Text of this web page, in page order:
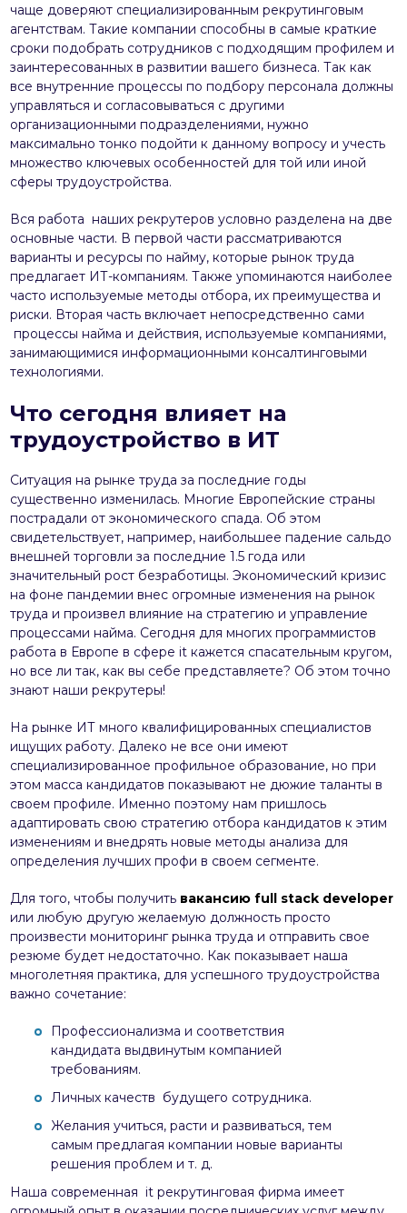
чаще доверяют специализированным рекрутинговым
агентствам. Такие компании способны в самые краткие
сроки подобрать сотрудников с подходящим профилем и
заинтересованных в развитии вашего бизнеса. Так как
все внутренние процессы по подбору персонала должны
управляться и согласовываться с другими
организационными подразделениями, нужно
максимально тонко подойти к данному вопросу и учесть
множество ключевых особенностей для той или иной
сферы трудоустройства.
Вся работа наших рекрутеров условно разделена на две
основные части. В первой части рассматриваются
варианты и ресурсы по найму, которые рынок труда
предлагает ИТ-компаниям. Также упоминаются наиболее
часто используемые методы отбора, их преимущества и
риски. Вторая часть включает непосредственно сами
процессы найма и действия, используемые компаниями,
занимающимися информационными консалтинговыми
технологиями.
Что сегодня влияет на
трудоустройство в ИТ
Ситуация на рынке труда за последние годы
существенно изменилась. Многие Европейские страны
пострадали от экономического спада. Об этом
свидетельствует, например, наибольшее падение сальдо
внешней торговли за последние 1.5 года или
значительный рост безработицы. Экономический кризис
на фоне пандемии внес огромные изменения на рынок
труда и произвел влияние на стратегию и управление
процессами найма. Сегодня для многих программистов
работа в Европе в сфере it кажется спасательным кругом,
но все ли так, как вы себе представляете? Об этом точно
знают наши рекрутеры!
На рынке ИТ много квалифицированных специалистов
ищущих работу. Далеко не все они имеют
специализированное профильное образование, но при
этом масса кандидатов показывают не дюжие таланты в
своем профиле. Именно поэтому нам пришлось
адаптировать свою стратегию отбора кандидатов к этим
изменениям и внедрять новые методы анализа для
определения лучших профи в своем сегменте.
Для того, чтобы получить вакансию full stack developer
или любую другую желаемую должность просто
произвести мониторинг рынка труда и отправить свое
резюме будет недостаточно. Как показывает наша
многолетняя практика, для успешного трудоустройства
важно сочетание:
Профессионализма и соответствия
кандидата выдвинутым компанией
требованиям.
Личных качеств будущего сотрудника.
Желания учиться, расти и развиваться, тем
самым предлагая компании новые варианты
решения проблем и т. д.
Наша современная it рекрутинговая фирма имеет